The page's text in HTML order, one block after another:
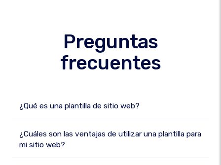
Preguntas
frecuentes
¿Qué es una plantilla de sitio web?
¿Cuáles son las ventajas de utilizar una plantilla para
mi sitio web?